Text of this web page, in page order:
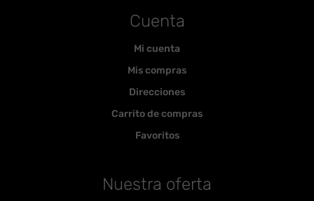
Cuenta
Mi cuenta
Mis compras
Direcciones
Carrito de compras
Favoritos
Nuestra oferta